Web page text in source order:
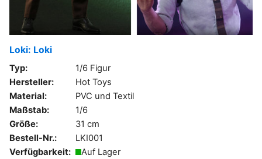
Loki: Loki
Typ:
1/6 Figur
Hersteller:
Hot Toys
Material:
PVC und Textil
Maßstab:
1/6
Größe:
31 cm
Bestell-Nr.:
LKI001
Verfügbarkeit:
Auf Lager